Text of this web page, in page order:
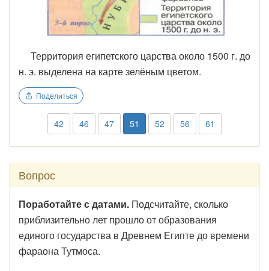
Территория египетского царства около 1500 г. до
н. э. выделена на карте зелёным цветом.
Поделиться
42 46 47 51 52 56 61
Вопрос
Поработайте с датами. Подсчитайте, сколько
приблизительно лет прошло от образования
единого государства в Древнем Египте до времени
фараона Тутмоса.